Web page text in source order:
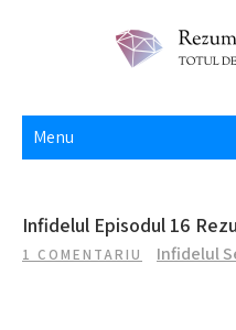
REZUMAT
Menu
Infidelul Episodul 16
1 COMENTARIU Infidelul